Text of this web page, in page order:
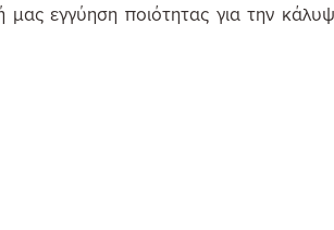
εγγύηση ποιότητας για την